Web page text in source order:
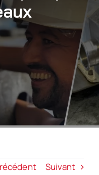
Suivant